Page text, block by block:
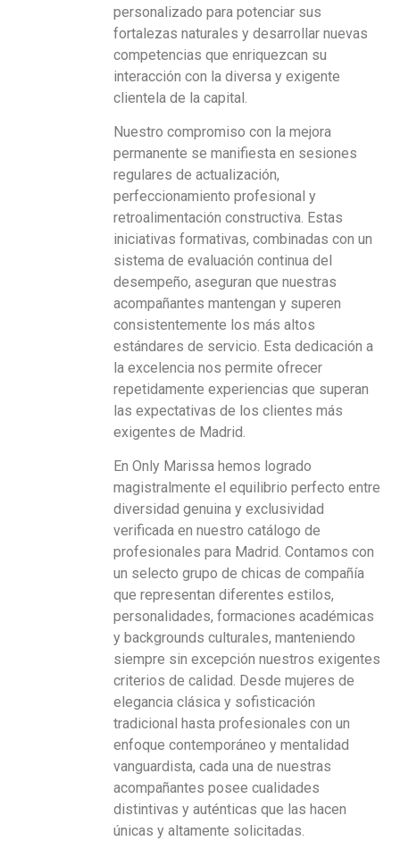
personalizado para potenciar sus
fortalezas naturales y desarrollar nuevas
competencias que enriquezcan su
interacción con la diversa y exigente
clientela de la capital.
Nuestro compromiso con la mejora
permanente se manifiesta en sesiones
regulares de actualización,
perfeccionamiento profesional y
retroalimentación constructiva. Estas
iniciativas formativas, combinadas con un
sistema de evaluación continua del
desempeño, aseguran que nuestras
acompañantes mantengan y superen
consistentemente los más altos
estándares de servicio. Esta dedicación a
la excelencia nos permite ofrecer
repetidamente experiencias que superan
las expectativas de los clientes más
exigentes de Madrid.
En Only Marissa hemos logrado
magistralmente el equilibrio perfecto entre
diversidad genuina y exclusividad
verificada en nuestro catálogo de
profesionales para Madrid. Contamos con
un selecto grupo de chicas de compañía
que representan diferentes estilos,
personalidades, formaciones académicas
y backgrounds culturales, manteniendo
siempre sin excepción nuestros exigentes
criterios de calidad. Desde mujeres de
elegancia clásica y sofisticación
tradicional hasta profesionales con un
enfoque contemporáneo y mentalidad
vanguardista, cada una de nuestras
acompañantes posee cualidades
distintivas y auténticas que las hacen
únicas y altamente solicitadas.